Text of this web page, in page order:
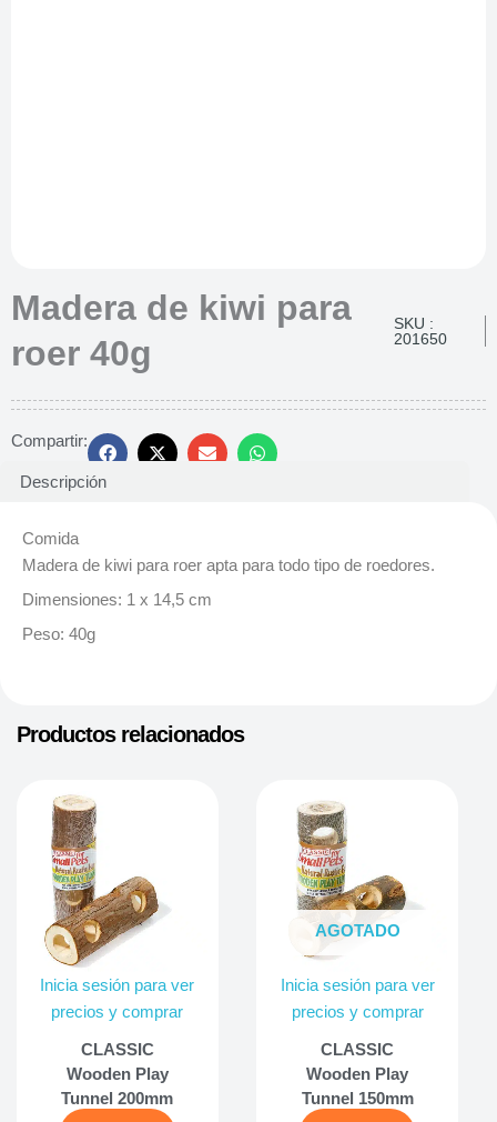
Madera de kiwi para
roer 40g
SKU :
201650
Compartir:
Descripción
Comida
Madera de kiwi para roer apta para todo tipo de roedores.
Dimensiones: 1 x 14,5 cm
Peso: 40g
Productos relacionados
Inicia sesión para ver
precios y comprar
CLASSIC
Wooden Play
Tunnel 200mm
AGOTADO
Inicia sesión para ver
precios y comprar
CLASSIC
Wooden Play
Tunnel 150mm